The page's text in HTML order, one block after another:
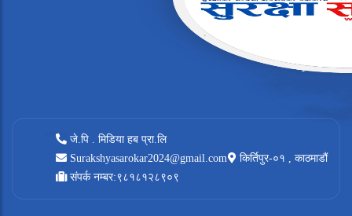
जे.पि . मिडिया हब प्रा.लि
Surakshyasarokar2024@gmail.com
किर्तिपुर-०१ , काठमाडौं
संपर्क नम्बर:९८१८१२८९०९